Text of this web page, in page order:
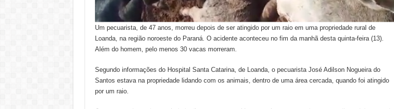
Um pecuarista, de 47 anos, morreu depois de ser atingido por um raio em uma propriedade rural de
Loanda, na região noroeste do Paraná. O acidente aconteceu no fim da manhã desta quinta-feira (13).
Além do homem, pelo menos 30 vacas morreram.
Segundo informações do Hospital Santa Catarina, de Loanda, o pecuarista José Adilson Nogueira do
Santos estava na propriedade lidando com os animais, dentro de uma área cercada, quando foi atingido
por um raio.